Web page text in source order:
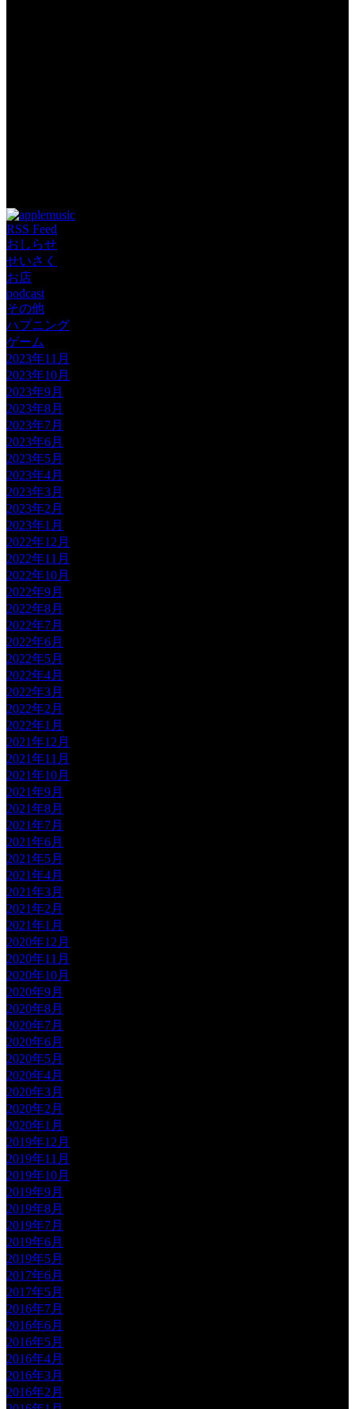
RSS Feed
おしらせ
せいさく
お店
podcast
その他
ハプニング
ゲーム
2023年11月
2023年10月
2023年9月
2023年8月
2023年7月
2023年6月
2023年5月
2023年4月
2023年3月
2023年2月
2023年1月
2022年12月
2022年11月
2022年10月
2022年9月
2022年8月
2022年7月
2022年6月
2022年5月
2022年4月
2022年3月
2022年2月
2022年1月
2021年12月
2021年11月
2021年10月
2021年9月
2021年8月
2021年7月
2021年6月
2021年5月
2021年4月
2021年3月
2021年2月
2021年1月
2020年12月
2020年11月
2020年10月
2020年9月
2020年8月
2020年7月
2020年6月
2020年5月
2020年4月
2020年3月
2020年2月
2020年1月
2019年12月
2019年11月
2019年10月
2019年9月
2019年8月
2019年7月
2019年6月
2019年5月
2017年6月
2017年5月
2016年7月
2016年6月
2016年5月
2016年4月
2016年3月
2016年2月